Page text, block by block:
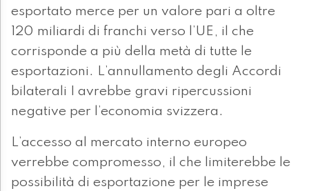
esportato merce per un valore pari a oltre
120 miliardi di franchi verso l’UE, il che
corrisponde a più della metà di tutte le
esportazioni. L’annullamento degli Accordi
bilaterali I avrebbe gravi ripercussioni
negative per l’economia svizzera.
L’accesso al mercato interno europeo
verrebbe compromesso, il che limiterebbe le
possibilità di esportazione per le imprese